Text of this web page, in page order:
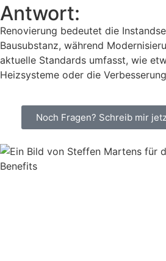
Antwort:
Renovierung bedeutet die
Bausubstanz, während
aktuelle Standards umfasst, wie
Heizsysteme oder die
Noch Fragen? Schreib mir